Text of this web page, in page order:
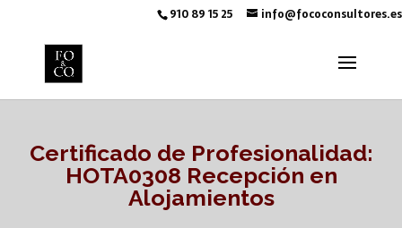
910 89 15 25 info@fococonsultores.es
Certificado de Profesionalidad:
HOTA0308 Recepción en
Alojamientos